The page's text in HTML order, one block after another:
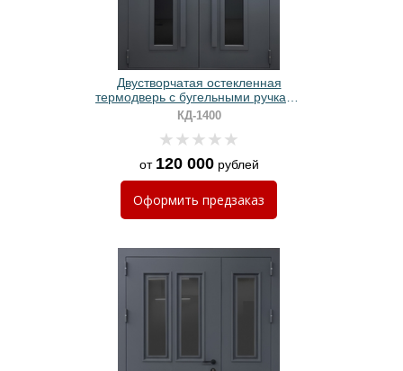
Двустворчатая остекленная
термодверь с бугельными ручками
и полимерным окрашиванием
графит
КД-1400
от 120 000рублей
Оформить предзаказ